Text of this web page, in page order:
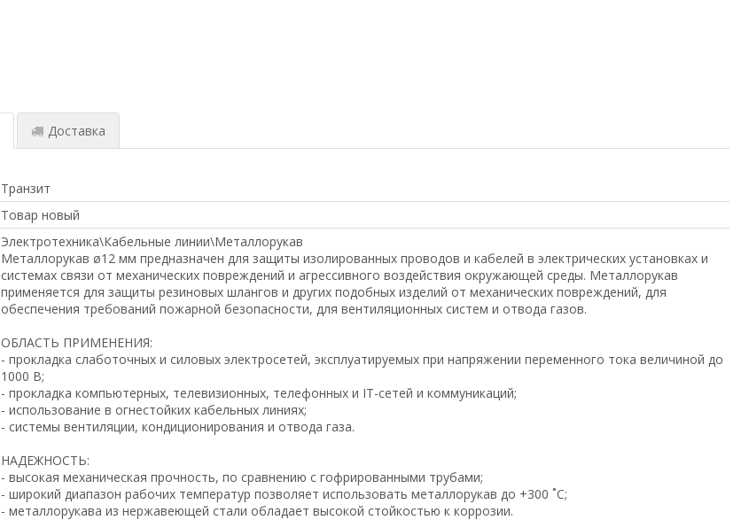
Доставка
Транзит
Товар новый
Электротехника\Кабельные линии\Металлорукав
Металлорукав ø12 мм предназначен для защиты изолированных проводов и кабелей в электрических установках и
системах связи от механических повреждений и агрессивного воздействия окружающей среды. Металлорукав
применяется для защиты резиновых шлангов и других подобных изделий от механических повреждений, для
обеспечения требований пожарной безопасности, для вентиляционных систем и отвода газов.
ОБЛАСТЬ ПРИМЕНЕНИЯ:
- прокладка слаботочных и силовых электросетей, эксплуатируемых при напряжении переменного тока величиной до
1000 В;
- прокладка компьютерных, телевизионных, телефонных и IT-сетей и коммуникаций;
- использование в огнестойких кабельных линиях;
- системы вентиляции, кондиционирования и отвода газа.
НАДЕЖНОСТЬ:
- высокая механическая прочность, по сравнению с гофрированными трубами;
- широкий диапазон рабочих температур позволяет использовать металлорукав до +300 ˚С;
- металлорукава из нержавеющей стали обладает высокой стойкостью к коррозии.